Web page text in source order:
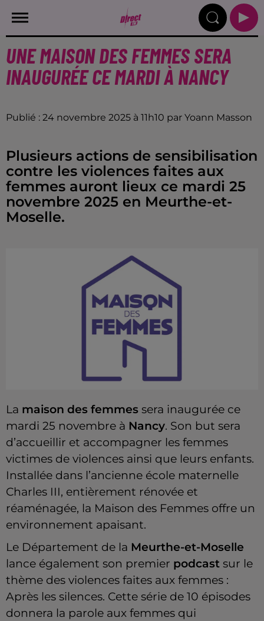
UNE MAISON DES FEMMES SERA
INAUGURÉE CE MARDI À NANCY
Publié : 24 novembre 2025 à 11h10 par Yoann Masson
Plusieurs actions de sensibilisation
contre les violences faites aux
femmes auront lieux ce mardi 25
novembre 2025 en Meurthe-et-
Moselle.
La maison des femmes sera inaugurée ce
mardi 25 novembre à Nancy. Son but sera
d’accueillir et accompagner les femmes
victimes de violences ainsi que leurs enfants.
Installée dans l’ancienne école maternelle
Charles III, entièrement rénovée et
réaménagée, la Maison des Femmes offre un
environnement apaisant.
Le Département de la Meurthe-et-Moselle
lance également son premier podcast sur le
thème des violences faites aux femmes :
Après les silences. Cette série de 10 épisodes
donnera la parole aux femmes qui